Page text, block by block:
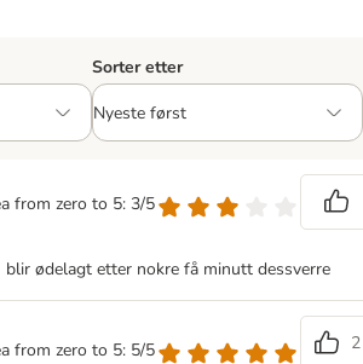
Sorter etter
from zero to 5: 3/5
blir ødelagt etter nokre få minutt dessverre
from zero to 5: 5/5
2